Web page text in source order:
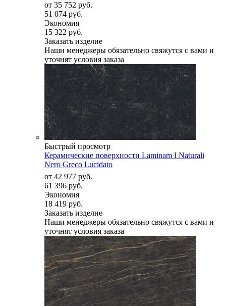
от 35 752 руб.
51 074 руб.
Экономия
15 322 руб.
Заказать изделие
Наши менеджеры обязательно свяжутся с вами и
уточнят условия заказа
Быстрый просмотр
Керамические поверхности Laminam I Naturali
Nero Greco Lucidato
от 42 977 руб.
61 396 руб.
Экономия
18 419 руб.
Заказать изделие
Наши менеджеры обязательно свяжутся с вами и
уточнят условия заказа